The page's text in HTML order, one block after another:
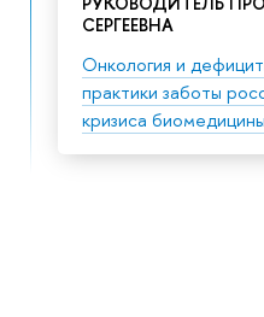
СЕРГЕЕВНА
Онкология и
практики заботы
кризиса биомедицины